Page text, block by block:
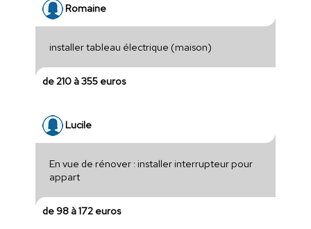
Romaine
installer tableau électrique (maison)
de 210 à 355 euros
Lucile
En vue de rénover : installer interrupteur pour
appart
de 98 à 172 euros